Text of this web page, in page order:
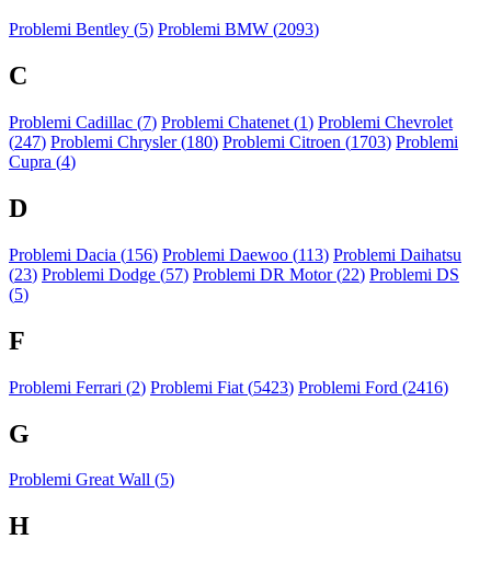
Problemi Bentley (5) Problemi BMW (2093)
C
Problemi Cadillac (7) Problemi Chatenet (1) Problemi Chevrolet
(247) Problemi Chrysler (180) Problemi Citroen (1703) Problemi
Cupra (4)
D
Problemi Dacia (156) Problemi Daewoo (113) Problemi Daihatsu
(23) Problemi Dodge (57) Problemi DR Motor (22) Problemi DS
(5)
F
Problemi Ferrari (2) Problemi Fiat (5423) Problemi Ford (2416)
G
Problemi Great Wall (5)
H